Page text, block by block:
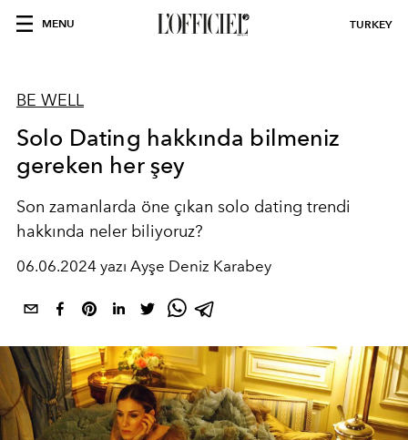
MENU TURKEY
BE WELL
Solo Dating hakkında bilmeniz
gereken her şey
Son zamanlarda öne çıkan solo dating trendi
hakkında neler biliyoruz?
06.06.2024 yazı Ayşe Deniz Karabey